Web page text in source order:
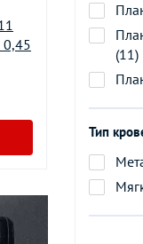
(11)
Тип